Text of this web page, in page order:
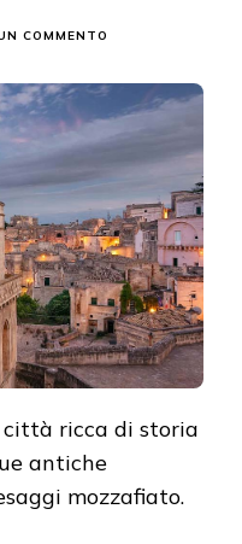
COMMENTO
ESPLORARE
MATERA:
COME
PER
LA
CITTÀ
CON
FACILITÀ
ricca di storia
antiche
mozzafiato.